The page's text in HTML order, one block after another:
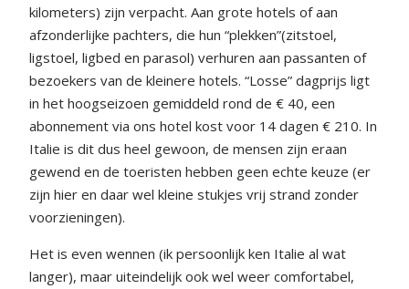
kilometers) zijn verpacht. Aan grote hotels of aan
afzonderlijke pachters, die hun “plekken”(zitstoel,
ligstoel, ligbed en parasol) verhuren aan passanten of
bezoekers van de kleinere hotels. “Losse” dagprijs ligt
in het hoogseizoen gemiddeld rond de € 40, een
abonnement via ons hotel kost voor 14 dagen € 210. In
Italie is dit dus heel gewoon, de mensen zijn eraan
gewend en de toeristen hebben geen echte keuze (er
zijn hier en daar wel kleine stukjes vrij strand zonder
voorzieningen).
Het is even wennen (ik persoonlijk ken Italie al wat
langer), maar uiteindelijk ook wel weer comfortabel,